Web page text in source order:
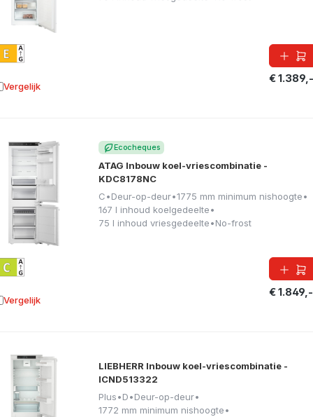
€ 1.389,-
Vergelijk aan vergelijking
Ecocheques
ATAG Inbouw koel-vriescombinatie -
KDC8178NC
C•Deur-op-deur•1775 mm minimum nishoogte•
167 l inhoud koelgedeelte•
75 l inhoud vriesgedeelte•No-frost
€ 1.849,-
Vergelijk aan vergelijking
LIEBHERR Inbouw koel-vriescombinatie -
ICND513322
Plus•D•Deur-op-deur•
1772 mm minimum nishoogte•